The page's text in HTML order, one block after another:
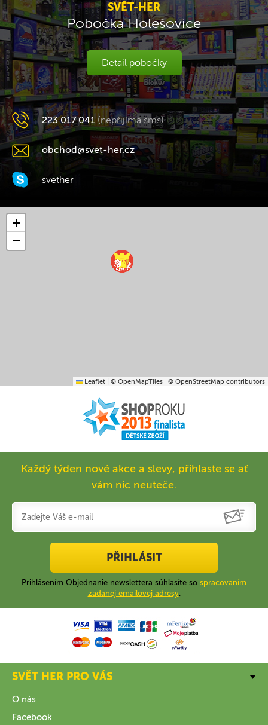
SVĚT-HER
Pobočka Holešovice
Detail pobočky
223 017 041 (nepřijímá sms)
obchod@svet-her.cz
svether
+
−
Leaflet © OpenMapTiles © OpenStreetMap contributors
Každý týden nové akce a slevy, přihlaste se ať
vám nic neuteče.
PŘIHLÁSIT
Prihlásením Objednanie newslettera súhlasíte so spracovaním
zadanej emailovej adresy.
SVĚT HER PRO VÁS
O nás
Facebook